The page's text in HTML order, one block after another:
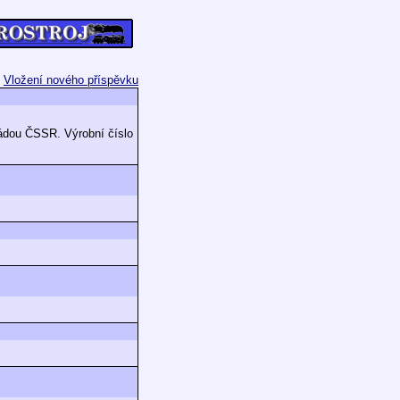
Vložení nového příspěvku
ČSSR. Výrobní číslo